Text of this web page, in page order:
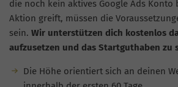
die noch kein aktives Google Ads Konto
Aktion greift, müssen die
sein. Wir unterstützen dich kostenlos
aufzusetzen und das Startguthaben zu
Die Höhe orientiert sich an deinen